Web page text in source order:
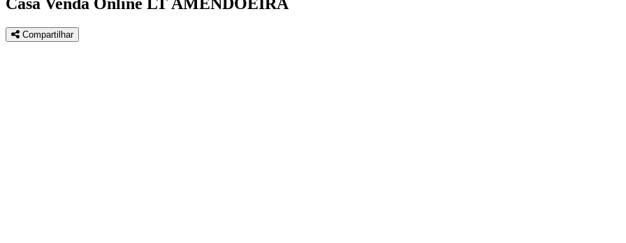
Blog
Contato
Compartilhar